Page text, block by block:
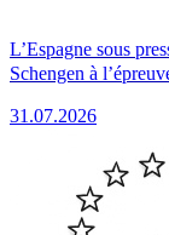
L’Espagne sous
Schengen à
31.07.2026